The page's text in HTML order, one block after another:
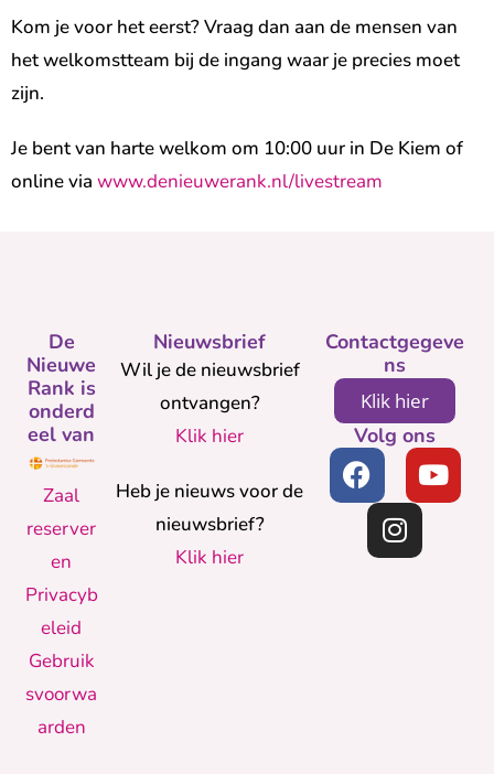
Kom je voor het eerst? Vraag dan aan de mensen van
het welkomstteam bij de ingang waar je precies moet
zijn.
Je bent van harte welkom om 10:00 uur in De Kiem of
online via www.denieuwerank.nl/livestream
Nieuwsbrief
Wil je de nieuwsbrief
ontvangen?
Klik hier
Heb je nieuws voor de
nieuwsbrief?
Klik hier
De
Nieuwe
Rank is
onderd
eel van
Zaal
reserver
en
Privacyb
eleid
Gebruik
svoorwa
arden
Contactgegeve
ns
Klik hier
Volg ons